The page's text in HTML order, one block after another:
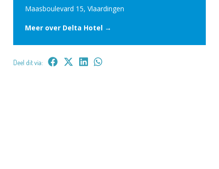
Maasboulevard 15, Vlaardingen
Meer over Delta Hotel →
Deel dit via: